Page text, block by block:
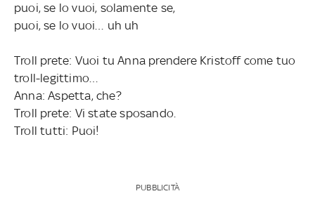
puoi, se lo vuoi, solamente se,
puoi, se lo vuoi… uh uh
Troll prete: Vuoi tu Anna prendere Kristoff come tuo
troll-legittimo…
Anna: Aspetta, che?
Troll prete: Vi state sposando.
Troll tutti: Puoi!
PUBBLICITÀ